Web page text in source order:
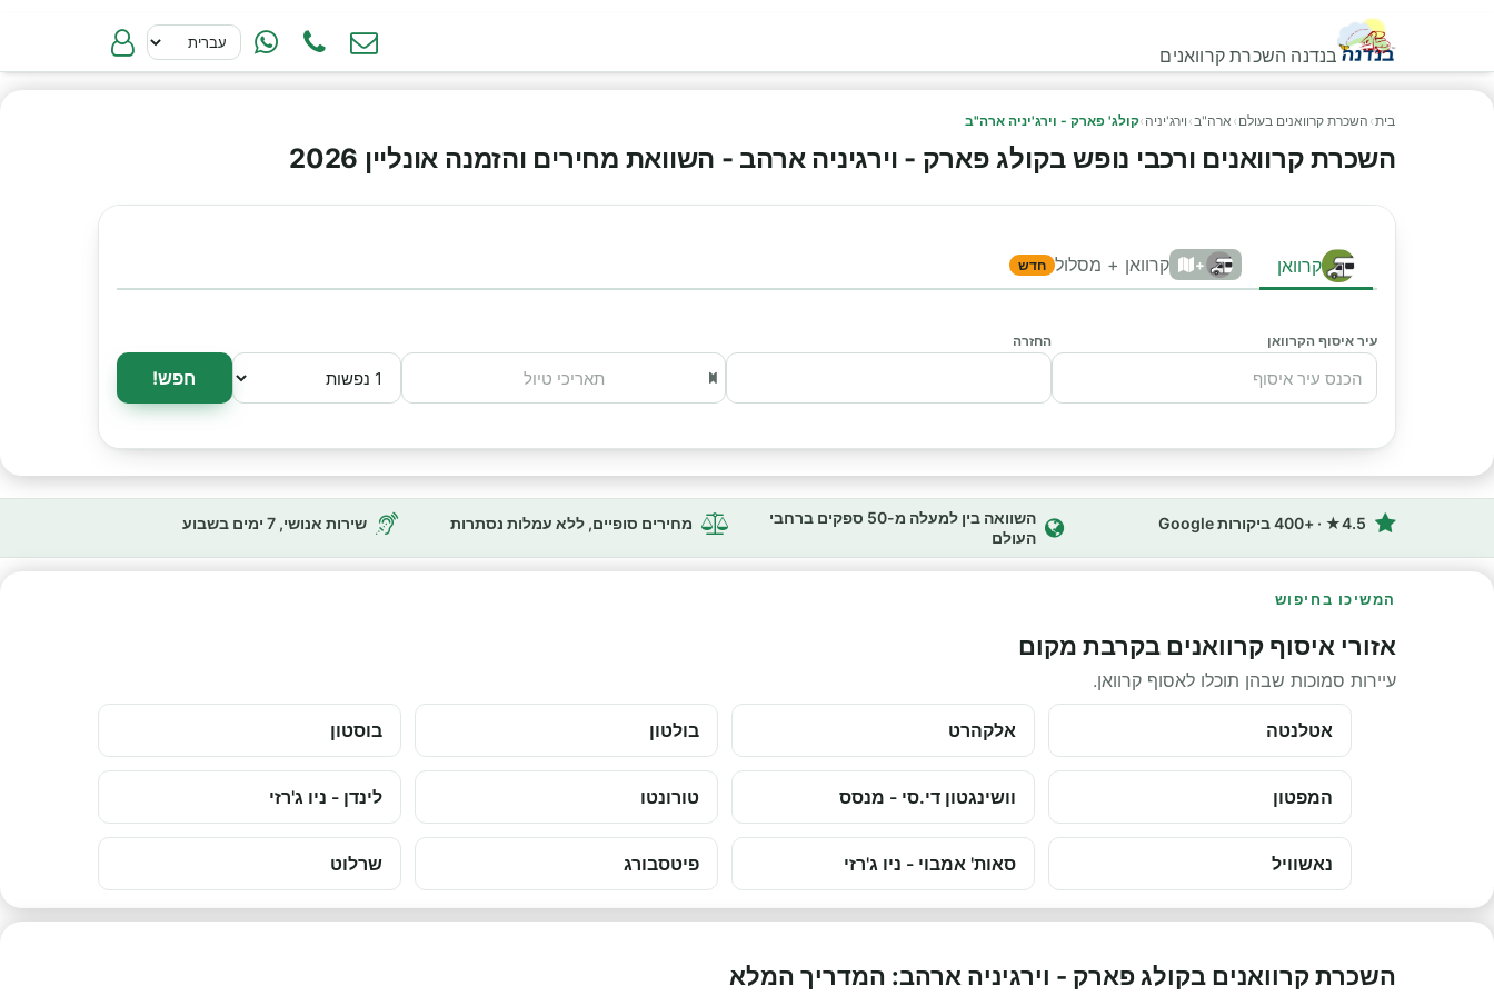
בנדנה השכרת קרוואנים
בית› השכרת קרוואנים בעולם › ארה"ב› וירג'יניה ›קולג' פארק - וירג'יניה ארה"ב
השכרת קרוואנים ורכבי נופש בקולג פארק - וירגיניה ארהב - השוואת מחירים והזמנה אונליין 2026
קרוואן + קרוואן + מסלול חדש
עיר איסוף הקרוואן החזרה
חפש!
4.5★ · +400 ביקורות Google
השוואה בין למעלה מ-50 ספקים ברחבי
העולם
מחירים סופיים, ללא עמלות נסתרות שירות אנושי, 7 ימים בשבוע
המשיכו בחיפוש
אזורי איסוף קרוואנים בקרבת מקום
עיירות סמוכות שבהן תוכלו לאסוף קרוואן.
אטלנטה אלקהרט בולטון בוסטון
המפטון וושינגטון די.סי - מנסס טורונטו לינדן - ניו ג'רזי
נאשוויל סאות' אמבוי - ניו ג'רזי פיטסבורג שרלוט
השכרת קרוואנים בקולג פארק - וירגיניה ארהב: המדריך המלא